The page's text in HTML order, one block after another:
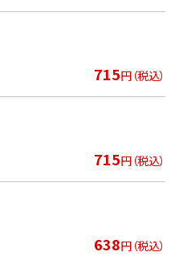
715円（税込）
715円（税込）
638円（税込）